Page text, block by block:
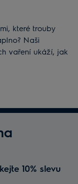
které trouby
Naši
vaření ukáží, jak
10% slevu